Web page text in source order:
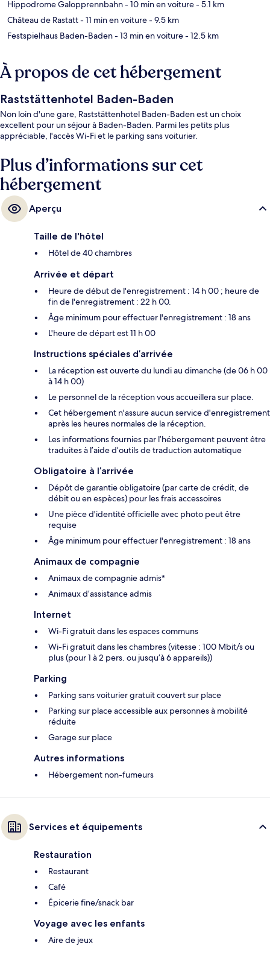
Hippodrome Galopprennbahn- 10 min en voiture- 5.1 km
Château de Rastatt- 11 min en voiture- 9.5 km
Festspielhaus Baden-Baden- 13 min en voiture- 12.5 km
À propos de cet hébergement
Raststättenhotel Baden-Baden
Non loin d'une gare, Raststättenhotel Baden-Baden est un choix
excellent pour un séjour à Baden-Baden. Parmi les petits plus
appréciable, l'accès Wi-Fi et le parking sans voiturier.
Plus d’informations sur cet
hébergement
Aperçu
Taille de l'hôtel
Hôtel de 40 chambres
Arrivée et départ
Heure de début de l'enregistrement : 14 h 00 ; heure de
fin de l'enregistrement : 22 h 00.
Âge minimum pour effectuer l'enregistrement : 18 ans
L'heure de départ est 11 h 00
Instructions spéciales d’arrivée
La réception est ouverte du lundi au dimanche (de 06 h 00
à 14 h 00)
Le personnel de la réception vous accueillera sur place.
Cet hébergement n'assure aucun service d'enregistrement
après les heures normales de la réception.
Les informations fournies par l’hébergement peuvent être
traduites à l’aide d’outils de traduction automatique
Obligatoire à l’arrivée
Dépôt de garantie obligatoire (par carte de crédit, de
débit ou en espèces) pour les frais accessoires
Une pièce d'identité officielle avec photo peut être
requise
Âge minimum pour effectuer l'enregistrement : 18 ans
Animaux de compagnie
Animaux de compagnie admis*
Animaux d’assistance admis
Internet
Wi-Fi gratuit dans les espaces communs
Wi-Fi gratuit dans les chambres (vitesse : 100 Mbit/s ou
plus (pour 1 à 2 pers. ou jusqu’à 6 appareils))
Parking
Parking sans voiturier gratuit couvert sur place
Parking sur place accessible aux personnes à mobilité
réduite
Garage sur place
Autres informations
Hébergement non-fumeurs
Services et équipements
Restauration
Restaurant
Café
Épicerie fine/snack bar
Voyage avec les enfants
Aire de jeux